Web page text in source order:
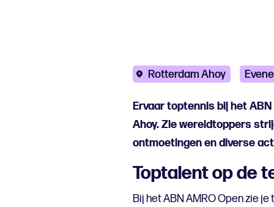
Rotterdam Ahoy
Ervaar toptennis bij het
Ahoy. Zie wereldtoppers
ontmoetingen en diverse
Toptalent op de
Bij het ABN AMRO Open zie